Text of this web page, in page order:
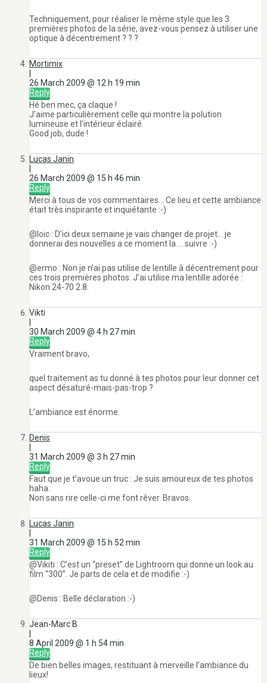
Techniquement, pour réaliser le même style que les 3
premières photos de la série, avez-vous pensez à utiliser une
optique à décentrement ? ? ?
Mortimix
26 March 2009 @ 12 h 19 min
Reply
Hé ben mec, ça claque !
J’aime particulièrement celle qui montre la polution
lumineuse et l’intérieur éclairé.
Good job, dude !
Lucas Janin
26 March 2009 @ 15 h 46 min
Reply
Merci à tous de vos commentaires… Ce lieu et cette ambiance
était très inspirante et inquiétante :-)
@loic : D’ici deux semaine je vais changer de projet… je
donnerai des nouvelles a ce moment la…. suivre :-)
@ermo : Non je n’ai pas utilise de lentille à décentrement pour
ces trois premières photos. J’ai utilise ma lentille adorée :
Nikon 24-70 2.8.
Vikti
30 March 2009 @ 4 h 27 min
Reply
Vraiment bravo,
quel traitement as tu donné à tes photos pour leur donner cet
aspect désaturé-mais-pas-trop ?
L’ambiance est énorme.
Denis
31 March 2009 @ 3 h 27 min
Reply
Faut que je t’avoue un truc : Je suis amoureux de tes photos
haha.
Non sans rire celle-ci me font rêver. Bravos.
Lucas Janin
31 March 2009 @ 15 h 52 min
Reply
@Vikiti : C’est un “preset” de Lightroom qui donne un look au
film “300”. Je parts de cela et de modifie :-)
@Denis : Belle déclaration :-)
Jean-Marc B
8 April 2009 @ 1 h 54 min
Reply
De bien belles images, restituant à merveille l’ambiance du
lieux!